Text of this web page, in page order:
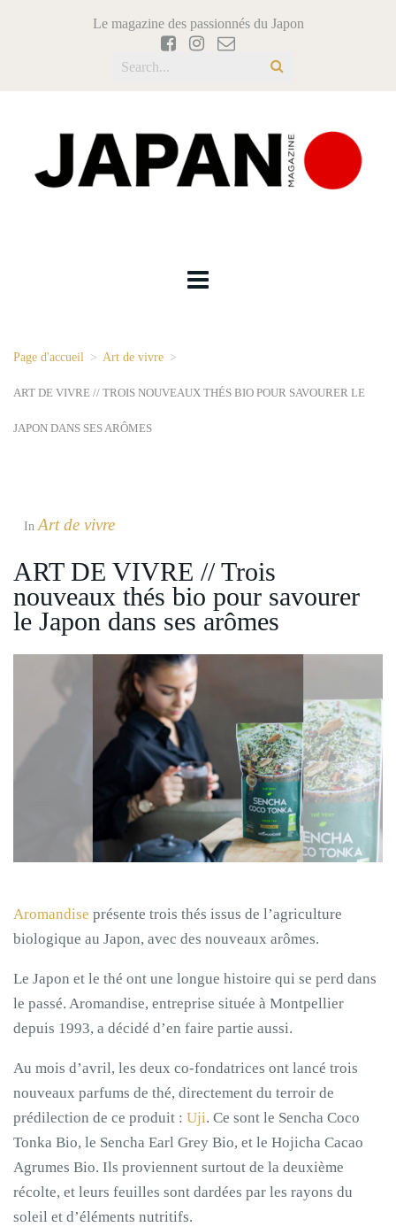
Le magazine des passionnés du Japon
Page d'accueil > Art de vivre >
ART DE VIVRE // TROIS NOUVEAUX THÉS BIO POUR SAVOURER LE
JAPON DANS SES ARÔMES
InArt de vivre
ART DE VIVRE // Trois
nouveaux thés bio pour savourer
le Japon dans ses arômes
Aromandise présente trois thés issus de l’agriculture
biologique au Japon, avec des nouveaux arômes.
Le Japon et le thé ont une longue histoire qui se perd dans
le passé. Aromandise, entreprise située à Montpellier
depuis 1993, a décidé d’en faire partie aussi.
Au mois d’avril, les deux co-fondatrices ont lancé trois
nouveaux parfums de thé, directement du terroir de
prédilection de ce produit : Uji. Ce sont le Sencha Coco
Tonka Bio, le Sencha Earl Grey Bio, et le Hojicha Cacao
Agrumes Bio. Ils proviennent surtout de la deuxième
récolte, et leurs feuilles sont dardées par les rayons du
soleil et d’éléments nutritifs.